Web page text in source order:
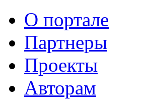
О портале
Партнеры
Проекты
Авторам